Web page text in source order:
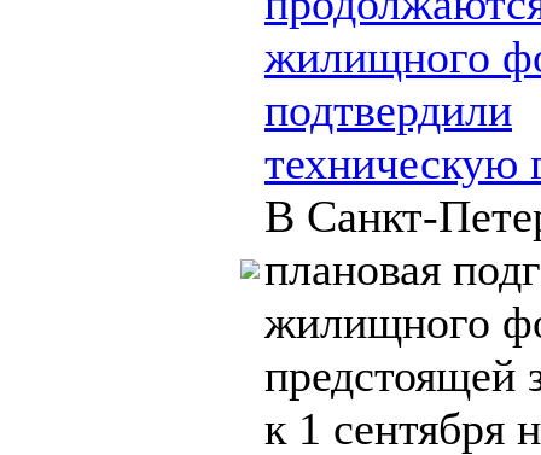
жилищного
подтвердили
техническую
В Санкт-
плановая
жилищного
предстоящей
к 1 сентября